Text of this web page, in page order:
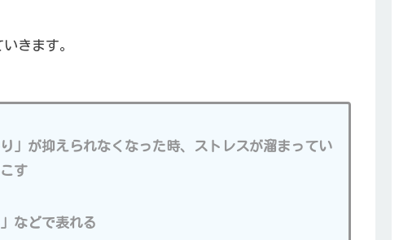
きます。
」が抑えられなくなった時、ストレスが溜まってい
す
などで表れる